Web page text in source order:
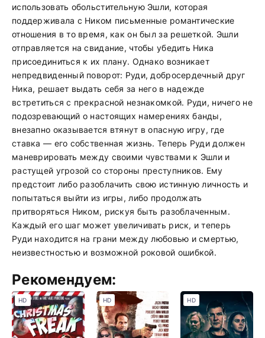
использовать обольстительную Эшли, которая
поддерживала с Ником письменные романтические
отношения в то время, как он был за решеткой. Эшли
отправляется на свидание, чтобы убедить Ника
присоединиться к их плану. Однако возникает
непредвиденный поворот: Руди, добросердечный друг
Ника, решает выдать себя за него в надежде
встретиться с прекрасной незнакомкой. Руди, ничего не
подозревающий о настоящих намерениях банды,
внезапно оказывается втянут в опасную игру, где
ставка — его собственная жизнь. Теперь Руди должен
маневрировать между своими чувствами к Эшли и
растущей угрозой со стороны преступников. Ему
предстоит либо разоблачить свою истинную личность и
попытаться выйти из игры, либо продолжать
притворяться Ником, рискуя быть разоблаченным.
Каждый его шаг может увеличивать риск, и теперь
Руди находится на грани между любовью и смертью,
неизвестностью и возможной роковой ошибкой.
Рекомендуем:
HD HD HD